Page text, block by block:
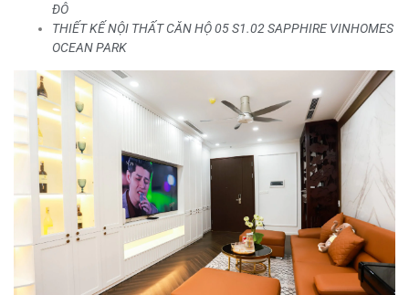
ĐÔ
THIẾT KẾ NỘI THẤT CĂN HỘ 05 S1.02 SAPPHIRE VINHOMES
OCEAN PARK